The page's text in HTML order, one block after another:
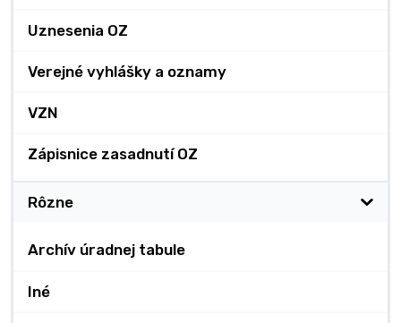
Uznesenia OZ
Verejné vyhlášky a oznamy
VZN
Zápisnice zasadnutí OZ
Rôzne
Archív úradnej tabule
Iné